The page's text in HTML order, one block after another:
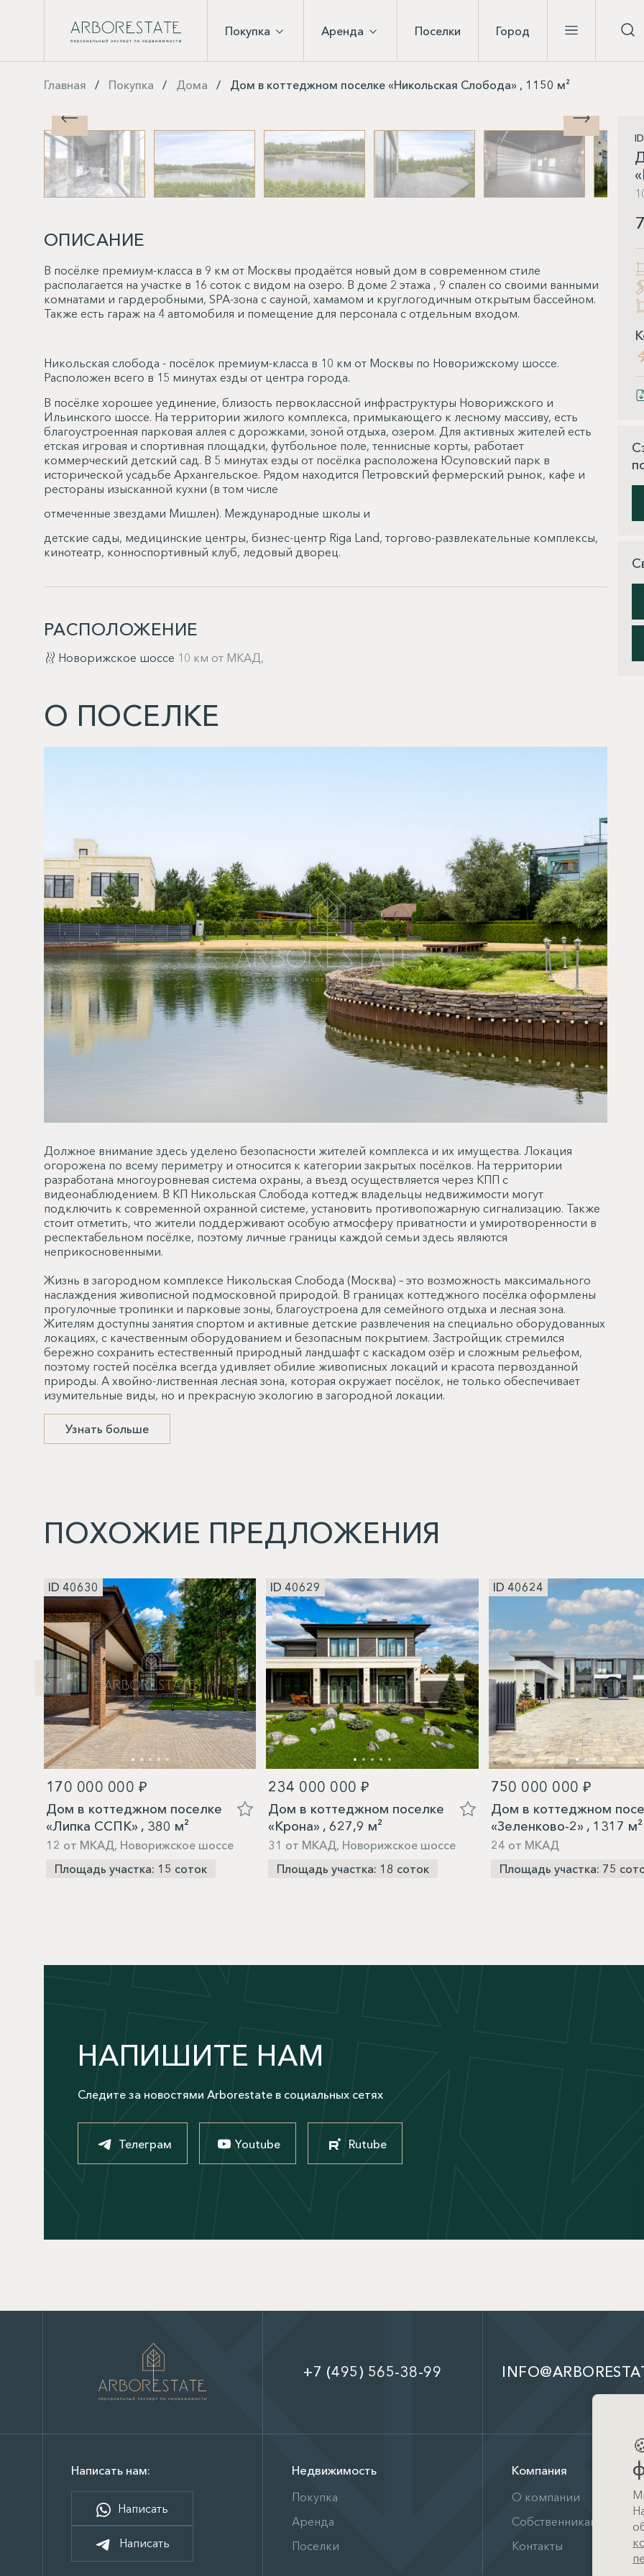
Покупка Аренда Поселки Город
Главная Покупка Дома Дом в коттеджном поселке «Никольская Слобода» , 1150 м²
ОПИСАНИЕ
В посёлке премиум-класса в 9 км от Москвы продаётся новый дом в современном стиле
располагается на участке в 16 соток с видом на озеро. В доме 2 этажа , 9 спален со своими ванными
комнатами и гардеробными, SPA-зона с сауной, хамамом и круглогодичным открытым бассейном.
Также есть гараж на 4 автомобиля и помещение для персонала с отдельным входом.
Никольская слобода - посёлок премиум-класса в 10 км от Москвы по Новорижскому шоссе.
Расположен всего в 15 минутах езды от центра города.
В посёлке хорошее уединение, близость первоклассной инфраструктуры Новорижского и
Ильинского шоссе. На территории жилого комплекса, примыкающего к лесному массиву, есть
благоустроенная парковая аллея с дорожками, зоной отдыха, озером. Для активных жителей есть
етская игровая и спортивная площадки, футбольное поле, теннисные корты, работает
коммерческий детский сад. В 5 минутах езды от посёлка расположена Юсуповский парк в
исторической усадьбе Архангельское. Рядом находится Петровский фермерский рынок, кафе и
рестораны изысканной кухни (в том числе
отмеченные звездами Мишлен). Международные школы и
детские сады, медицинские центры, бизнес-центр Riga Land, торгово-развлекательные комплексы,
кинотеатр, конноспортивный клуб, ледовый дворец.
РАСПОЛОЖЕНИЕ
Новорижское шоссе 10 км от МКАД,
О ПОСЕЛКЕ
Должное внимание здесь уделено безопасности жителей комплекса и их имущества. Локация
огорожена по всему периметру и относится к категории закрытых посёлков. На территории
разработана многоуровневая система охраны, а въезд осуществляется через КПП с
видеонаблюдением. В КП Никольская Слобода коттедж владельцы недвижимости могут
подключить к современной охранной системе, установить противопожарную сигнализацию. Также
стоит отметить, что жители поддерживают особую атмосферу приватности и умиротворенности в
респектабельном посёлке, поэтому личные границы каждой семьи здесь являются
неприкосновенными.
Жизнь в загородном комплексе Никольская Слобода (Москва) – это возможность максимального
наслаждения живописной подмосковной природой. В границах коттеджного посёлка оформлены
прогулочные тропинки и парковые зоны, благоустроена для семейного отдыха и лесная зона.
Жителям доступны занятия спортом и активные детские развлечения на специально оборудованных
локациях, с качественным оборудованием и безопасным покрытием. Застройщик стремился
бережно сохранить естественный природный ландшафт с каскадом озёр и сложным рельефом,
поэтому гостей посёлка всегда удивляет обилие живописных локаций и красота первозданной
природы. А хвойно-лиственная лесная зона, которая окружает посёлок, не только обеспечивает
изумительные виды, но и прекрасную экологию в загородной локации.
Узнать больше
ПОХОЖИЕ ПРЕДЛОЖЕНИЯ
ID 40630
170 000 000 ₽
Дом в коттеджном поселке
«Липка ССПК» , 380 м²
12 от МКАД, Новорижское шоссе
Площадь участка: 15 соток
ID 40629
234 000 000 ₽
Дом в коттеджном поселке
«Крона» , 627,9 м²
31 от МКАД, Новорижское шоссе
Площадь участка: 18 соток
ID 40624
750 000 000 ₽
Дом в коттеджном
«Зеленково-2» , 1317 м²
24 от МКАД
Площадь участка: 75
НАПИШИТЕ НАМ
Следите за новостями Arborestate в социальных сетях
Телеграм Youtube Rutube
+7 (495) 565-38-99
Написать нам:
Написать
Написать
Недвижимость
Покупка
Аренда
Поселки
Компания
О компании
Собственникам
Контакты